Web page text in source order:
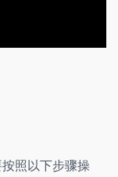
照以下步骤操